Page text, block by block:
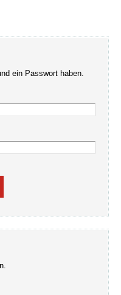
ein Passwort haben.